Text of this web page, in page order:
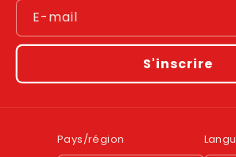
E-mail
S'inscrire
Pays/région